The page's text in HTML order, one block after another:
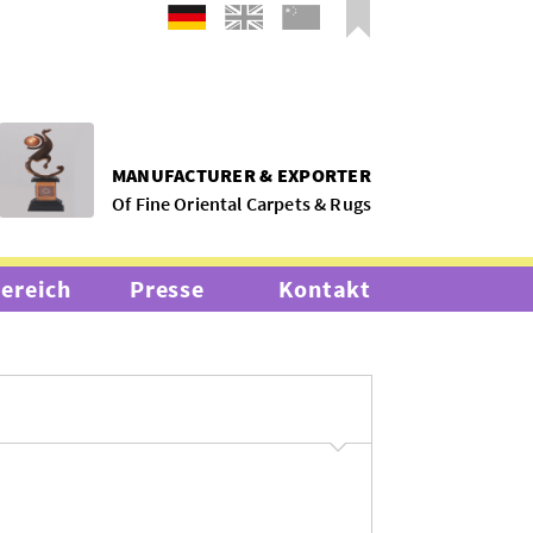
MANUFACTURER & EXPORTER
Of Fine Oriental Carpets & Rugs
Presse Kontakt